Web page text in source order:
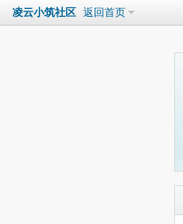
凌云小筑社区 返回首页